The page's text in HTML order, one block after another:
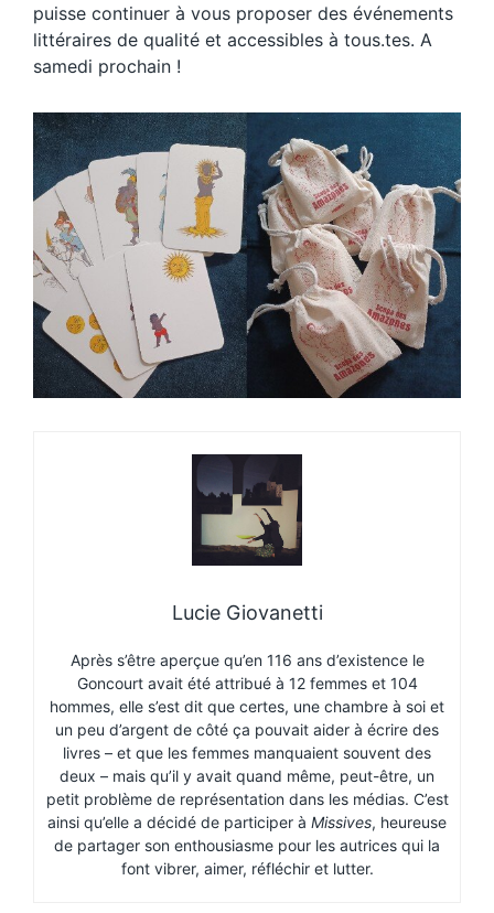
puisse continuer à vous proposer des événements
littéraires de qualité et accessibles à tous.tes. A
samedi prochain !
Lucie Giovanetti
Après s’être aperçue qu’en 116 ans d’existence le
Goncourt avait été attribué à 12 femmes et 104
hommes, elle s’est dit que certes, une chambre à soi et
un peu d’argent de côté ça pouvait aider à écrire des
livres – et que les femmes manquaient souvent des
deux – mais qu’il y avait quand même, peut-être, un
petit problème de représentation dans les médias. C’est
ainsi qu’elle a décidé de participer à Missives, heureuse
de partager son enthousiasme pour les autrices qui la
font vibrer, aimer, réfléchir et lutter.